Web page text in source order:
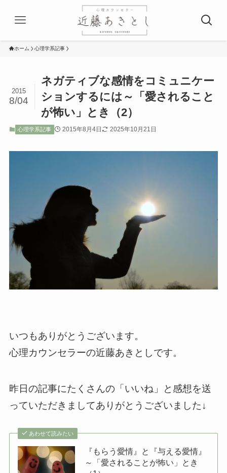
ホーム 心理学系記事
ネガティブな感情をコミュニケー
ションするには～「愛されること
が怖い」とき（2）
2015
8/04
心理学系記事 2015年8月4日 2025年10月21日
いつもありがとうございます。
心理カウンセラーの近藤あきとしです。
昨日の記事にたくさんの「いいね」と感想を送
っていただきましてありがとうございました↓
あわせて読みたい
『もらう愛情』と『与える愛情』
～「愛されることが怖い」とき